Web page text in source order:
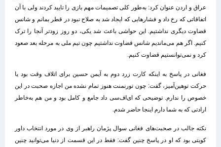
عراق و اردن عنوان کرد: به‌طور کلی تصمیمات مهم بازی را تایید کردند ولی با آن
اتفاقاتی که رخ داد و فشارهایی که ایجاد شد به صلاح نبود در قطر بمانم و شانس
قضاوت دیگری نداشتیم. این حواشی باعث شد یکی، دو روز زودتر آنجا را ترک
کنیم. اگر هم می‌ماندیم شانس قضاوت نداشتیم چون تیم ملی به مرحله بعد صعود
کرد و نمی‌توانستیم قضاوت کنیم.
فغانی در پاسخ به اینکه کارت زرد دوم به آیمن حسین برای اتلاف وقت بود یا
حرکت توهین‌آمیز، گفت: چون تورنمنت هنوز تمام نشده من اجازه صحبت در این
خصوص را ندارم. توضیحی که ای‌اف‌سی داد جامع و کامل بود و من هم به‌خاطر
ارادتی که به شما دارم اینجا حاضر شدم.
نکته جالب در صحبت‌های فغانی سوال پژمان راهبر از وی در مورد انتخاب داور
کویتی بود که او در پاسخ چنین گفت: فقط در این قسمت از دنیا می‌توانید چنین